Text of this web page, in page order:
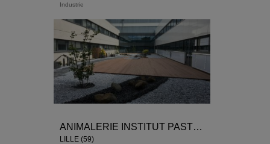
Industrie
ANIMALERIE INSTITUT PASTEUR
LILLE (59)